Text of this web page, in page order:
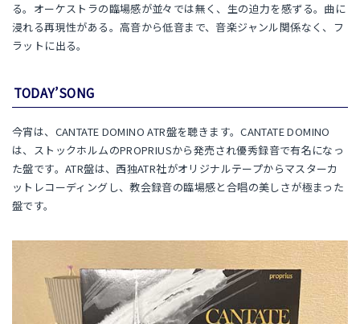
る。オーケストラの臨場感が並々では無く、生の迫力を感ずる。曲に
浸れる再現性がある。高音から低音まで、音楽ジャンル関係なく、フ
ラットに出る。
TODAY’SONG
今宵は、CANTATE DOMINO ATR盤を聴きます。CANTATE DOMINO
は、ストックホルムのPROPRIUSから発売され優秀録音で有名になっ
た盤です。ATR盤は、西独ATR社がオリジナルテープからマスターカ
ットレコーディングし、教会録音の臨場感と合唱の美しさが極まった
盤です。